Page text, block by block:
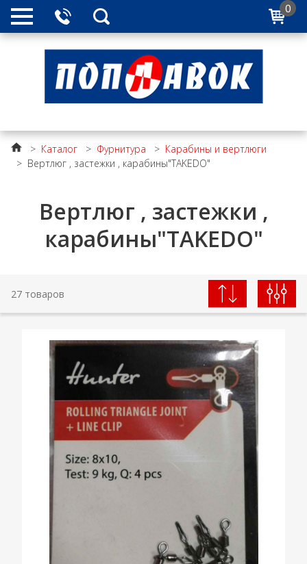
0
> Каталог > Фурнитура > Карабины и вертлюги
> Вертлюг , застежки , карабины"TAKEDO"
Вертлюг , застежки ,
карабины"TAKEDO"
27 товаров